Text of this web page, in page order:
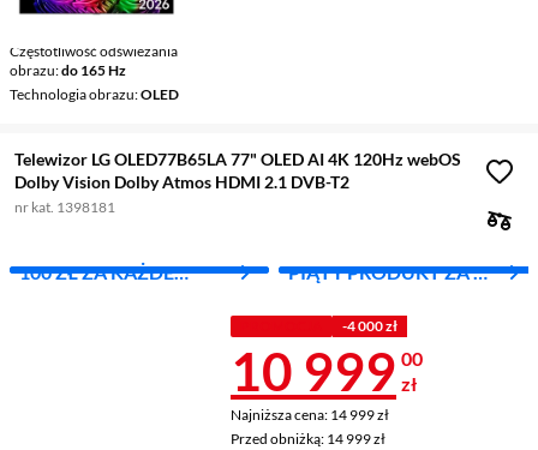
Częstotliwość odświeżania
obrazu do 165 Hz
Technologia obrazu OLED
Telewizor LG OLED77B65LA 77" OLED AI 4K 120Hz webOS
Dolby Vision Dolby Atmos HDMI 2.1 DVB-T2
nr kat. 1398181
100 ZŁ ZA KAŻDE
PIĄTY PRODUKT ZA 1
-4 000 zł
Cena 10 999
10 999 00
zł
Najniższa cena: 14 999 zł
Najniższa cena: 14 999 zł
Przed obniżką: 14 999 zł
Przed obniżką: 14 999 zł